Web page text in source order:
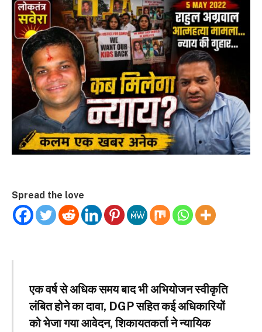
Spread the love
एक वर्ष से अधिक समय बाद भी अभियोजन स्वीकृति
लंबित होने का दावा, DGP सहित कई अधिकारियों
को भेजा गया आवेदन, शिकायतकर्ता ने न्यायिक